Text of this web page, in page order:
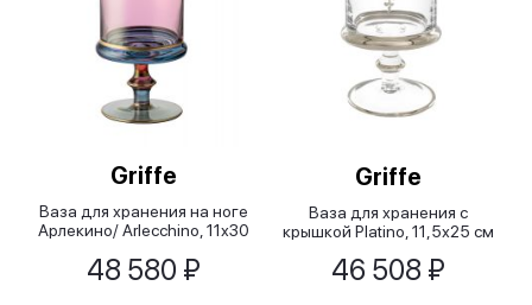
Griffe
Ваза для хранения на ноге
Арлекино/ Arlecchino, 11х30
48 580 ₽
Griffe
Ваза для хранения с
крышкой Platino, 11,5х25 см
46 508 ₽